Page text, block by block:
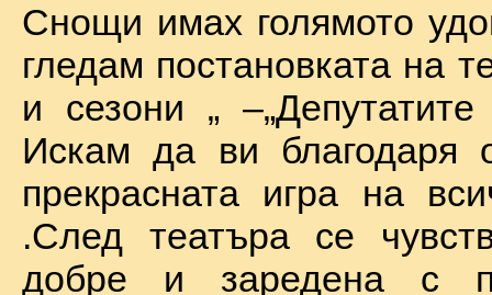
Снощи имах голямото
гледам постановката на
и сезони „
Искам да ви благодаря
прекрасната игра на
.След театъра се
добре и заредена с